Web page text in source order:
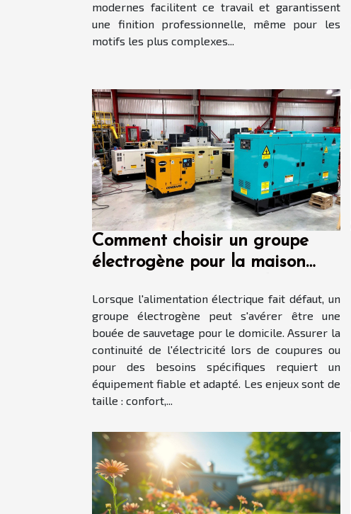
modernes facilitent ce travail et garantissent
une finition professionnelle, même pour les
motifs les plus complexes...
Comment choisir un groupe
électrogène pour la maison
Lorsque l'alimentation électrique fait défaut, un
groupe électrogène peut s'avérer être une
bouée de sauvetage pour le domicile. Assurer la
continuité de l'électricité lors de coupures ou
pour des besoins spécifiques requiert un
équipement fiable et adapté. Les enjeux sont de
taille : confort,...